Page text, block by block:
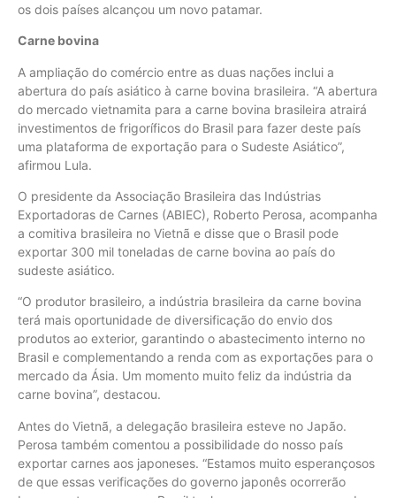
os dois países alcançou um novo patamar.
Carne bovina
A ampliação do comércio entre as duas nações inclui a
abertura do país asiático à carne bovina brasileira. “A abertura
do mercado vietnamita para a carne bovina brasileira atrairá
investimentos de frigoríficos do Brasil para fazer deste país
uma plataforma de exportação para o Sudeste Asiático”,
afirmou Lula.
O presidente da Associação Brasileira das Indústrias
Exportadoras de Carnes (ABIEC), Roberto Perosa, acompanha
a comitiva brasileira no Vietnã e disse que o Brasil pode
exportar 300 mil toneladas de carne bovina ao país do
sudeste asiático.
“O produtor brasileiro, a indústria brasileira da carne bovina
terá mais oportunidade de diversificação do envio dos
produtos ao exterior, garantindo o abastecimento interno no
Brasil e complementando a renda com as exportações para o
mercado da Ásia. Um momento muito feliz da indústria da
carne bovina”, destacou.
Antes do Vietnã, a delegação brasileira esteve no Japão.
Perosa também comentou a possibilidade do nosso país
exportar carnes aos japoneses. “Estamos muito esperançosos
de que essas verificações do governo japonês ocorrerão